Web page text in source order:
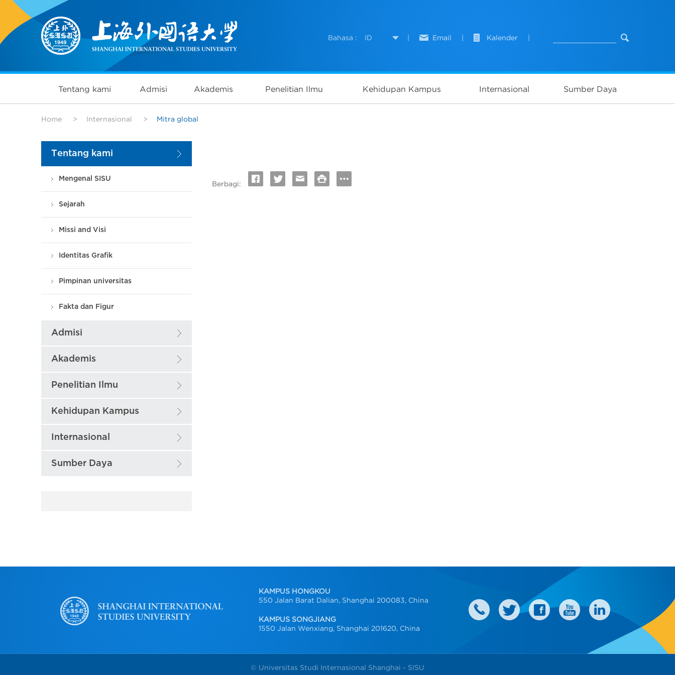
Bahasa : ID Email Kalender
Tentang kami Admisi Akademis Penelitian Ilmu Kehidupan Kampus Internasional Sumber Daya
Home > Internasional > Mitra global
Tentang kami
Mengenal SISU
Sejarah
Missi and Visi
Identitas Grafik
Pimpinan universitas
Fakta dan Figur
Admisi
Akademis
Penelitian Ilmu
Kehidupan Kampus
Internasional
Sumber Daya
Berbagi:
KAMPUS HONGKOU
550 Jalan Barat Dalian, Shanghai 200083, China
KAMPUS SONGJIANG
1550 Jalan Wenxiang, Shanghai 201620, China
© Universitas Studi Internasional Shanghai - SISU